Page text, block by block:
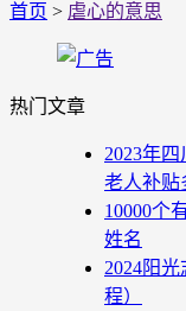
首页 > 虐心的意思
热门文章
2023年
老人补贴
10000个
姓名
2024阳
程）